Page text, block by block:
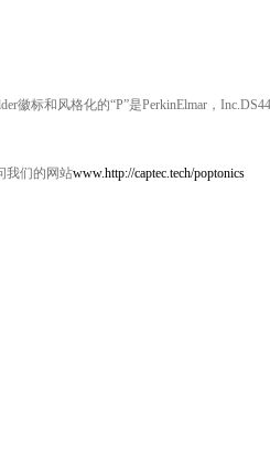
徽标和风格化的“P”是PerkinElmar，
我们的网站www.http://captec.tech/poptonics